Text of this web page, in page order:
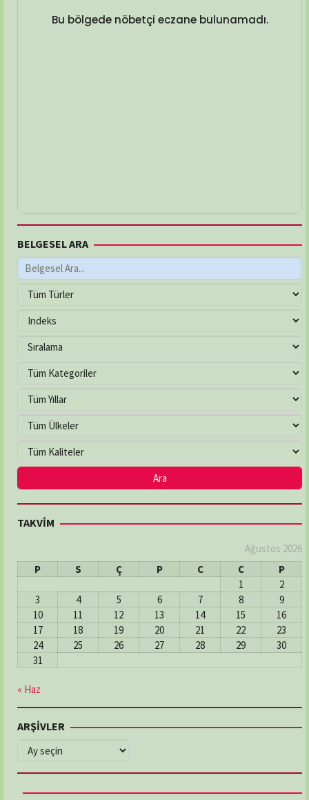
Bu bölgede nöbetçi eczane bulunamadı.
BELGESEL ARA
TAKVİM
Ağustos 2026
P
S Ç P C C
P
1
2
3
4 5 6 7 8
9
10
11 12 13 14 15
16
17
18 19 20 21 22
23
24
25 26 27 28 29
30
31
« Haz
ARŞİVLER
ARŞİVLER